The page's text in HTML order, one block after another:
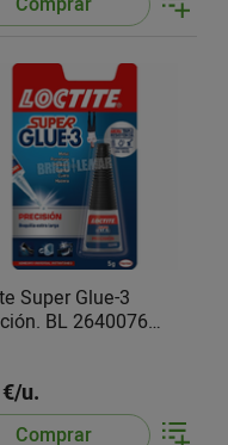
Super Glue-3
BL 2640076
u.
Comprar